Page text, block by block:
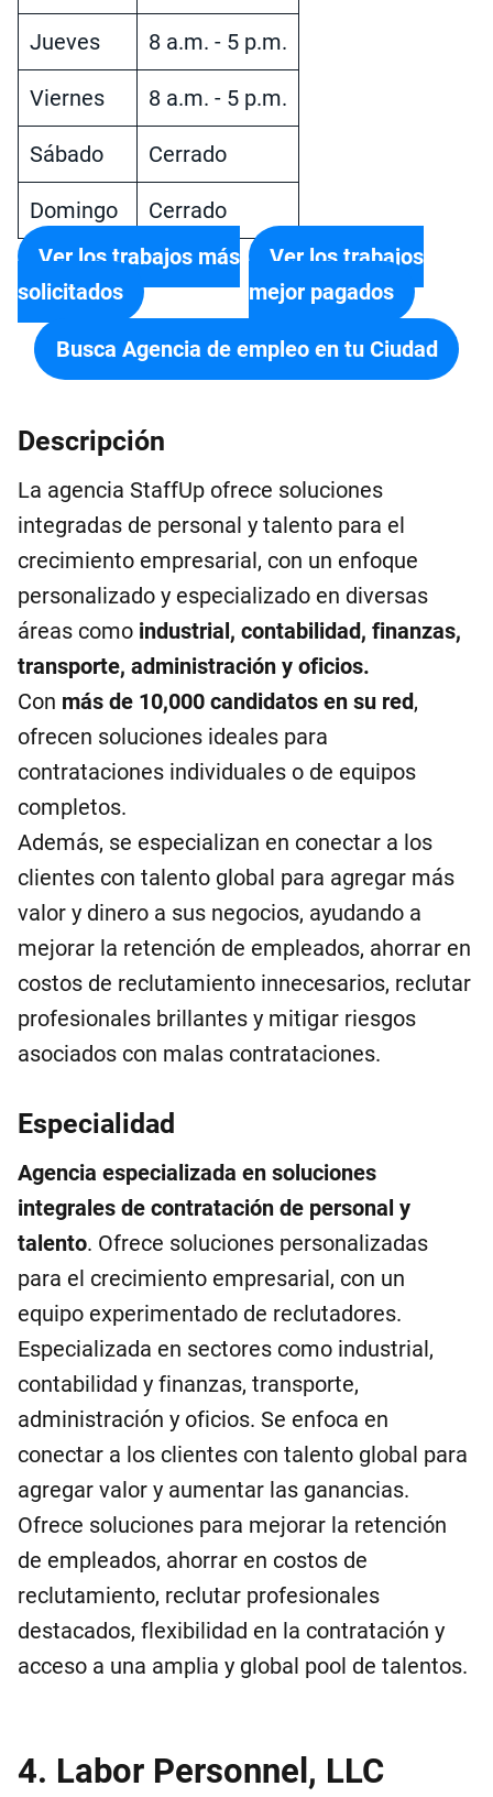
Jueves 8 a.m. - 5 p.m.
Viernes 8 a.m. - 5 p.m.
Sábado Cerrado
Domingo
Cerrado
Ver los trabajos más
solicitados
Ver los trabajos
mejor pagados
Busca Agencia de empleo en tu Ciudad
Descripción
La agencia StaffUp ofrece soluciones
integradas de personal y talento para el
crecimiento empresarial, con un enfoque
personalizado y especializado en diversas
áreas como industrial, contabilidad, finanzas,
transporte, administración y oficios.
Con más de 10,000 candidatos en su red,
ofrecen soluciones ideales para
contrataciones individuales o de equipos
completos.
Además, se especializan en conectar a los
clientes con talento global para agregar más
valor y dinero a sus negocios, ayudando a
mejorar la retención de empleados, ahorrar en
costos de reclutamiento innecesarios, reclutar
profesionales brillantes y mitigar riesgos
asociados con malas contrataciones.
Especialidad
Agencia especializada en soluciones
integrales de contratación de personal y
talento. Ofrece soluciones personalizadas
para el crecimiento empresarial, con un
equipo experimentado de reclutadores.
Especializada en sectores como industrial,
contabilidad y finanzas, transporte,
administración y oficios. Se enfoca en
conectar a los clientes con talento global para
agregar valor y aumentar las ganancias.
Ofrece soluciones para mejorar la retención
de empleados, ahorrar en costos de
reclutamiento, reclutar profesionales
destacados, flexibilidad en la contratación y
acceso a una amplia y global pool de talentos.
4. Labor Personnel, LLC